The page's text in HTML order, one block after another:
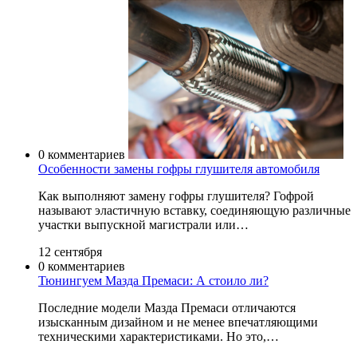
0 комментариев
Особенности замены гофры глушителя автомобиля
Как выполняют замену гофры глушителя? Гофрой
называют эластичную вставку, соединяющую различные
участки выпускной магистрали или…
12 сентября
0 комментариев
Тюнингуем Мазда Премаси: А стоило ли?
Последние модели Мазда Премаси отличаются
изысканным дизайном и не менее впечатляющими
техническими характеристиками. Но это,…